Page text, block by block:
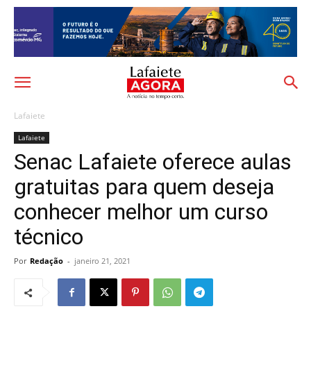
Lafaiete
Lafaiete
Senac Lafaiete oferece aulas
gratuitas para quem deseja
conhecer melhor um curso
técnico
Por Redação - janeiro 21, 2021